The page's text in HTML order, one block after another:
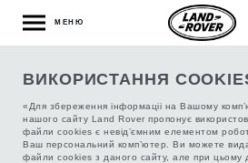
ВИКОРИСТАННЯ
«Для збереження інформаціі на Вашому
нашого сайту Land Rover пропонує
файли cookies є невід’ємним елементом
Ваш персональний комп’ютер. Ви можете
файли cookies з даного сайту, але при цьому
МЕНЮ